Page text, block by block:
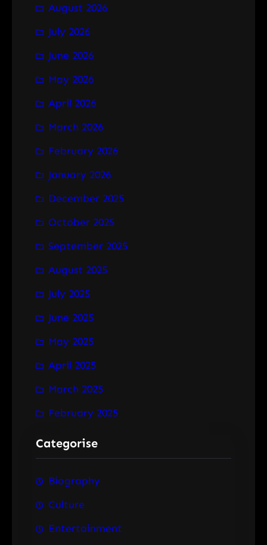
c
h
August 2026
July 2026
June 2026
May 2026
April 2026
March 2026
February 2026
January 2026
December 2025
October 2025
September 2025
August 2025
July 2025
June 2025
May 2025
April 2025
March 2025
February 2025
Categorise
Biography
Culture
Entertainment